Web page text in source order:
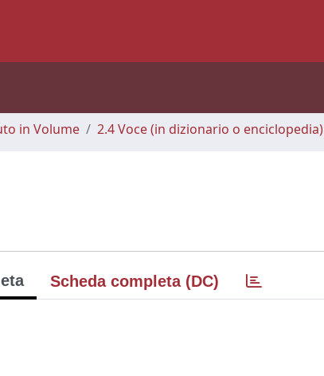
in Volume 2.4 Voce (in dizionario o enciclopedia)
Scheda completa (DC)